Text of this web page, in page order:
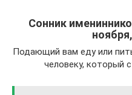
Сонник
Подающий вам еду или
человеку, который